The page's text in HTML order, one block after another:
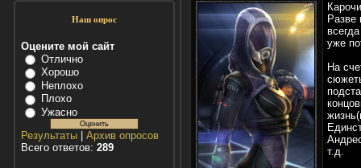
Наш опрос
Оцените мой сайт
Отлично
Хорошо
Неплохо
Плохо
Ужасно
Результаты| Архив опросов
Всего ответов: 289
Разве
уже
На
т.д.